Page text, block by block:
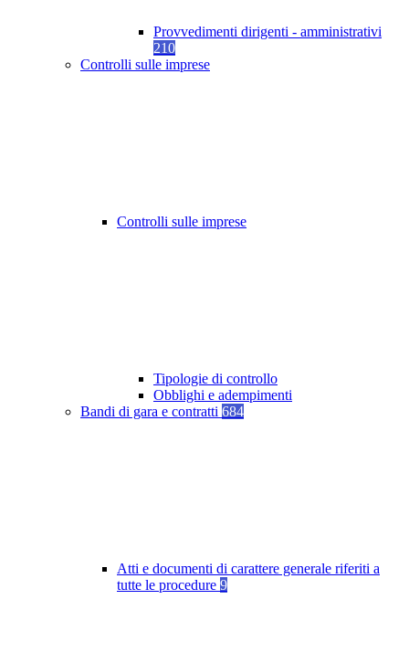
Provvedimenti dirigenti - amministrativi
210
Controlli sulle imprese
Controlli sulle imprese
Tipologie di controllo
Obblighi e adempimenti
Bandi di gara e contratti 684
Atti e documenti di carattere generale riferiti a
tutte le procedure 9